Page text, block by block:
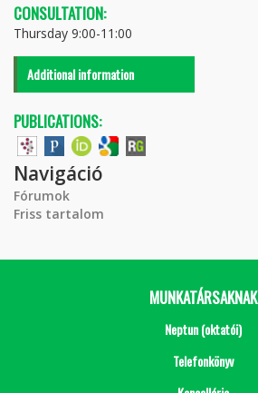
CONSULTATION:
Thursday 9:00-11:00
Additional information
PUBLICATIONS:
Navigáció
Fórumok
Friss tartalom
MUNKATÁRSAKNAK
Neptun (oktatói)
Telefonkönyv